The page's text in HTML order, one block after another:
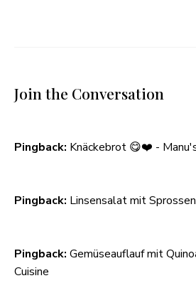
Join the Conversation
Pingback: Knäckebrot 😋❤️ -
Pingback: Linsensalat mit
Pingback: Gemüseauflauf mit
Cuisine